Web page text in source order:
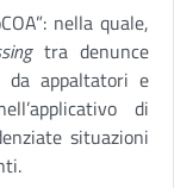
nella quale,
tra denunce
da appaltatori e
di
situazioni